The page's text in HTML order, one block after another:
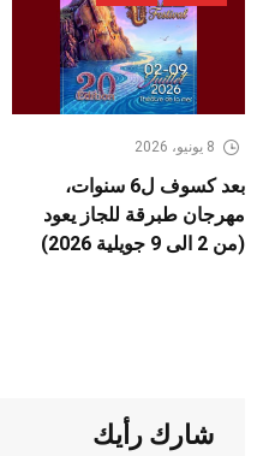
8 يونيو، 2026
بعد كسوف ل6 سنوات،
مهرجان طبرقة للجاز يعود
(من 2 الى 9 جويلية 2026)
شارك رأيك